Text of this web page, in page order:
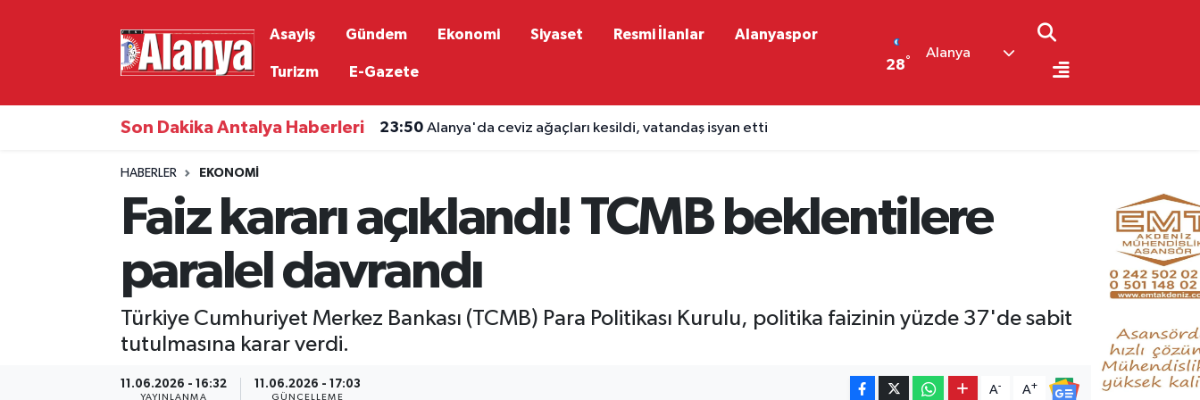
Asayiş Gündem Ekonomi Siyaset Resmi İlanlar Alanyaspor
Turizm E-Gazete 28°
Alanya
Son Dakika Antalya Haberleri 23:50 Alanya'da ceviz ağaçları kesildi, vatandaş isyan etti
HABERLER EKONOMI
Faiz kararı açıklandı! TCMB beklentilere
paralel davrandı
Türkiye Cumhuriyet Merkez Bankası (TCMB) Para Politikası Kurulu, politika faizinin yüzde 37'de sabit
tutulmasına karar verdi.
11.06.2026 - 16:32
YAYINLANMA
11.06.2026 - 17:03
GÜNCELLEME
A- A+
Alanyaspor
Antalya Nöbetçi Eczaneler
Antalya Trafik Yoğunluk Haritası
Süper Lig Puan Durumu ve Fikstür
Tüm Manşetler
Son Dakika Haberleri
Haber Arşivi